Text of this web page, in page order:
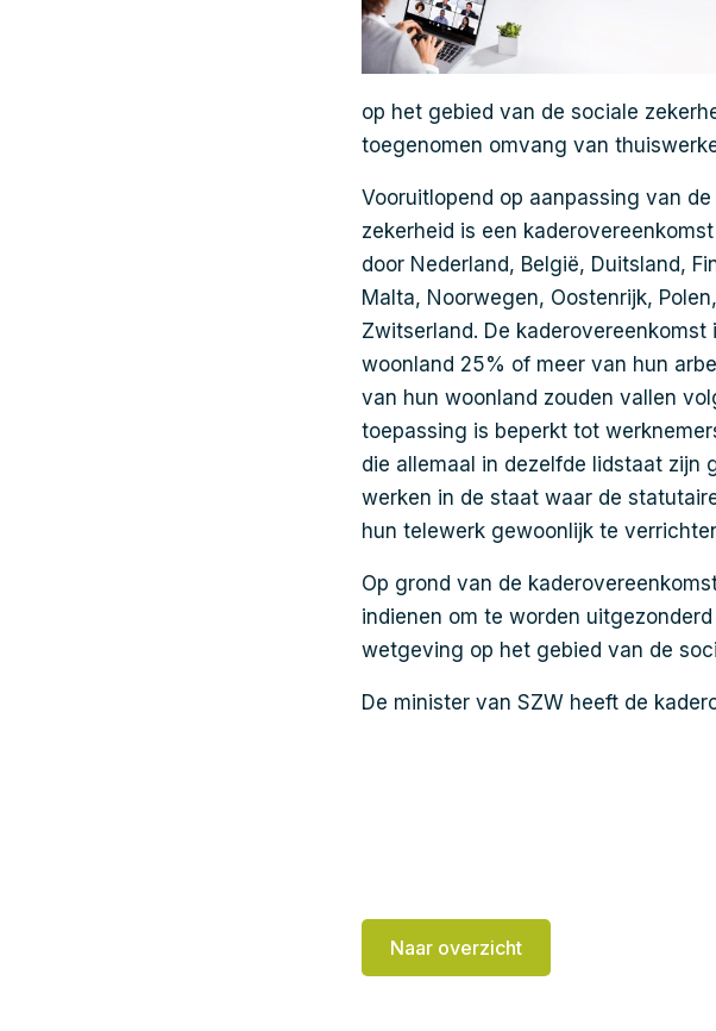
op het gebied van de sociale
toegenomen omvang van
Vooruitlopend op aanpassing van
zekerheid is een
door Nederland, België, Duitsland,
Malta, Noorwegen, Oostenrijk,
Zwitserland. De
woonland 25% of meer van hun
van hun woonland zouden vallen
toepassing is beperkt tot
die allemaal in dezelfde lidstaat zijn
werken in de staat waar de
hun telewerk gewoonlijk te
Op grond van de
indienen om te worden
wetgeving op het gebied van de
De minister van SZW heeft de
Naar overzicht